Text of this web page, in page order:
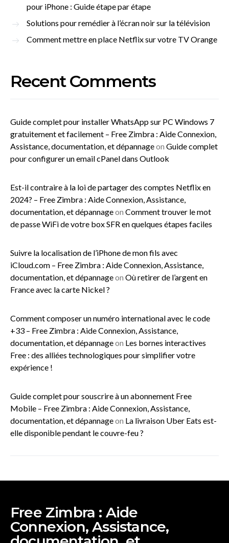
pour iPhone : Guide étape par étape
Solutions pour remédier à l’écran noir sur la télévision
Comment mettre en place Netflix sur votre TV Orange
Recent Comments
Guide complet pour installer WhatsApp sur PC Windows 7
gratuitement et facilement – Free Zimbra : Aide Connexion,
Assistance, documentation, et dépannageon Guide complet
pour configurer un email cPanel dans Outlook
Est-il contraire à la loi de partager des comptes Netflix en
2024? – Free Zimbra : Aide Connexion, Assistance,
documentation, et dépannageon Comment trouver le mot
de passe WiFi de votre box SFR en quelques étapes faciles
Suivre la localisation de l’iPhone de mon fils avec
iCloud.com – Free Zimbra : Aide Connexion, Assistance,
documentation, et dépannageon Où retirer de l’argent en
France avec la carte Nickel ?
Comment composer un numéro international avec le code
+33 – Free Zimbra : Aide Connexion, Assistance,
documentation, et dépannageon Les bornes interactives
Free : des alliées technologiques pour simplifier votre
expérience !
Guide complet pour souscrire à un abonnement Free
Mobile – Free Zimbra : Aide Connexion, Assistance,
documentation, et dépannageon La livraison Uber Eats est-
elle disponible pendant le couvre-feu ?
Free Zimbra : Aide
Connexion, Assistance,